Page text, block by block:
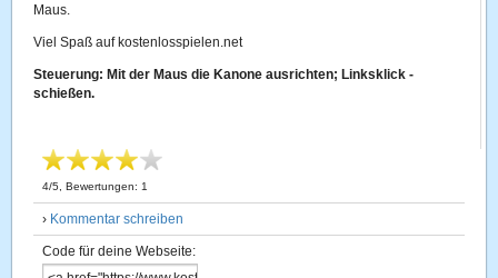
Maus.
Viel Spaß auf kostenlosspielen.net
Steuerung: Mit der Maus die Kanone ausrichten; Linksklick -
schießen.
4/5 , Bewertungen: 1
› Kommentar schreiben
Code für deine Webseite: